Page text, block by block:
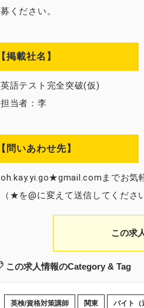
募ください。
【掲載社名】
英語テスト完全突破(仮)
担当者：李
【問いあわせ先】
oh.kay.yi.go★gmail.comまでお気
（★を@に変えて送信してくださ
この求
この求人情報のCategory & Tag
英検/資格対策講師 関東 バイト（